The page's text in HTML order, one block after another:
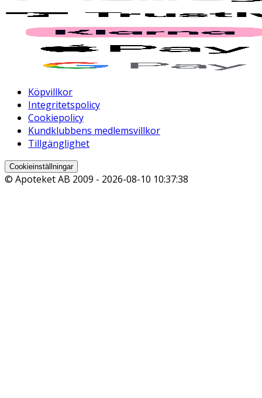
Köpvillkor
Integritetspolicy
Cookiepolicy
Kundklubbens medlemsvillkor
Tillgänglighet
Cookieinställningar
© Apoteket AB 2009 - 2026-08-10 10:37:38